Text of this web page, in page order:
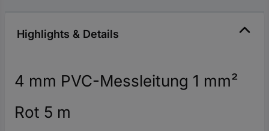
Highlights & Details
4 mm PVC-Messleitung 1 mm²
Rot 5 m